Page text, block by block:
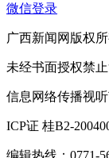
微信登录
广西新闻网版权
未经书面授权禁
信息网络传播视
ICP证 桂B2-
编辑热线：0771-